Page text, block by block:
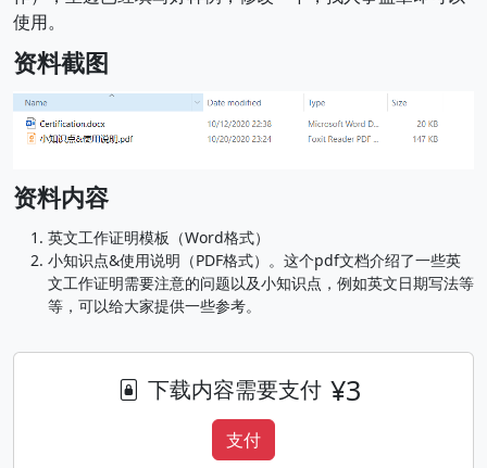
使用。
资料截图
资料内容
英文工作证明模板（Word格式）
小知识点&使用说明（PDF格式）。这个pdf文档介绍了一些英
文工作证明需要注意的问题以及小知识点，例如英文日期写法等
等，可以给大家提供一些参考。
下载内容需要支付 ¥3
支付